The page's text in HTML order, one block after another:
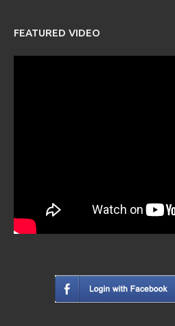
FEATURED VIDEO